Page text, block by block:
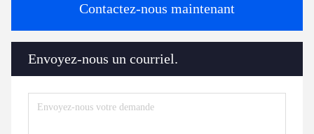
Contactez-nous maintenant
Envoyez-nous un courriel.